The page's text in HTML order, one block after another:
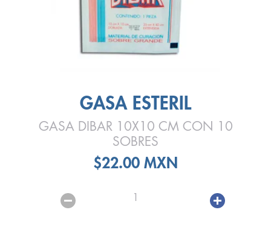
GASA ESTERIL
GASA DIBAR 10X10 CM CON 10
SOBRES
$22.00 MXN
1